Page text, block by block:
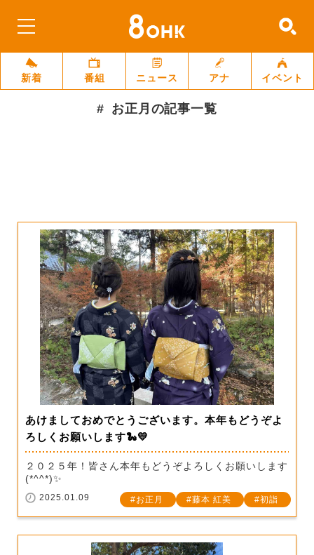
新着 番組 ニュース アナ イベント
お正月 の記事一覧
あけましておめでとうございます。本年もどうぞよ
ろしくお願いします🐍💛
２０２５年！皆さん本年もどうぞよろしくお願いします
(*^^*)✨
2025.01.09 お正月 藤本 紅美 初詣